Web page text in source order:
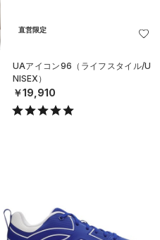
直営限定
UAアイコン96（ライフスタイル/U
NISEX）
￥19,910